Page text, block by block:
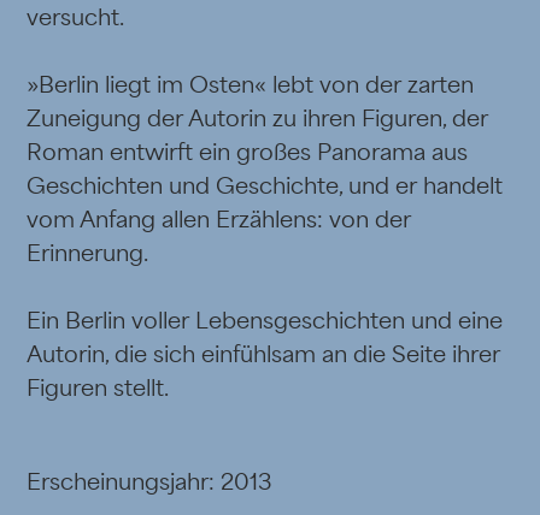
versucht.
»Berlin liegt im Osten« lebt von der zarten
Zuneigung der Autorin zu ihren Figuren, der
Roman entwirft ein großes Panorama aus
Geschichten und Geschichte, und er handelt
vom Anfang allen Erzählens: von der
Erinnerung.
Ein Berlin voller Lebensgeschichten und eine
Autorin, die sich einfühlsam an die Seite ihrer
Figuren stellt.
Erscheinungsjahr: 2013